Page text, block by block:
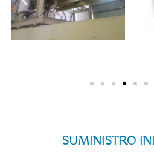
SUMINISTRO